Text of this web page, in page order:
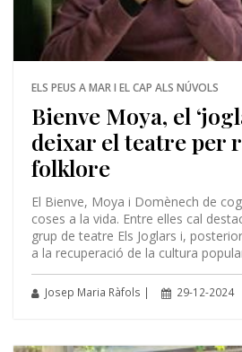
ELS PEUS A MAR I EL CAP ALS NÚVOLS
Bienve Moya, el
deixar el teatre per
folklore
El Bienve, Moya i Domènech de
coses a la vida. Entre elles cal
grup de teatre Els Joglars i,
a la recuperació de la cultura
Josep Maria Ràfols | 29-12-2024